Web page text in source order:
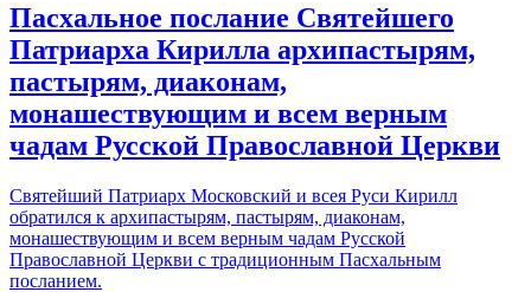
Пасхальное послание Святейшего
Патриарха Кирилла архипастырям,
пастырям, диаконам,
монашествующим и всем верным
чадам Русской Православной Церкви
Святейший Патриарх Московский и всея Руси Кирилл
обратился к архипастырям, пастырям, диаконам,
монашествующим и всем верным чадам Русской
Православной Церкви с традиционным Пасхальным
посланием.